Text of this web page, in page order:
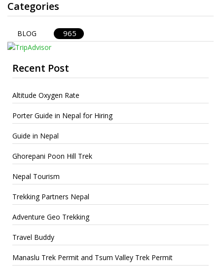
Categories
BLOG 965
Recent Post
Altitude Oxygen Rate
Porter Guide in Nepal for Hiring
Guide in Nepal
Ghorepani Poon Hill Trek
Nepal Tourism
Trekking Partners Nepal
Adventure Geo Trekking
Travel Buddy
Manaslu Trek Permit and Tsum Valley Trek Permit